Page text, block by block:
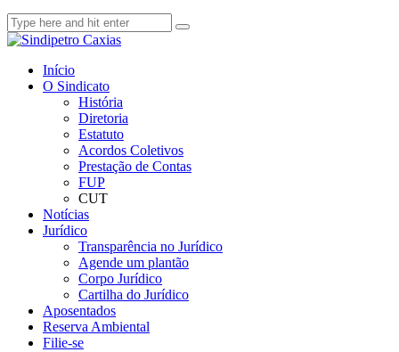
Início
O Sindicato
História
Diretoria
Estatuto
Acordos Coletivos
Prestação de Contas
FUP
CUT
Notícias
Jurídico
Transparência no Jurídico
Agende um plantão
Corpo Jurídico
Cartilha do Jurídico
Aposentados
Reserva Ambiental
Filie-se